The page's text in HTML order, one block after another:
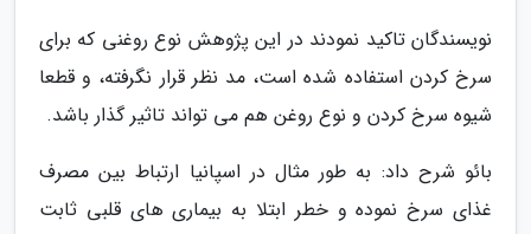
نویسندگان تاکید نمودند در این پژوهش نوع روغنی که برای
سرخ کردن استفاده شده است، مد نظر قرار نگرفته، و قطعا
شیوه سرخ کردن و نوع روغن هم می تواند تاثیر گذار باشد.
بائو شرح داد: به طور مثال در اسپانیا ارتباط بین مصرف
غذای سرخ نموده و خطر ابتلا به بیماری های قلبی ثابت